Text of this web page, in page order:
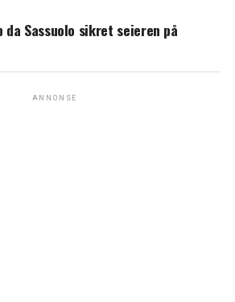
da Sassuolo sikret seieren på
ANNONSE